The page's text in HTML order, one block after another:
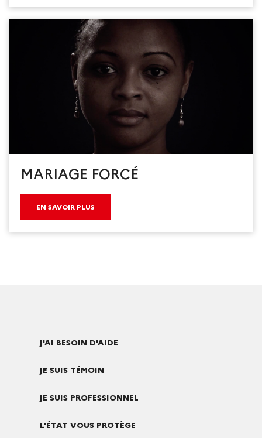
MARIAGE FORCÉ
EN SAVOIR PLUS
J'AI BESOIN D'AIDE
JE SUIS TÉMOIN
JE SUIS PROFESSIONNEL
L'ÉTAT VOUS PROTÈGE